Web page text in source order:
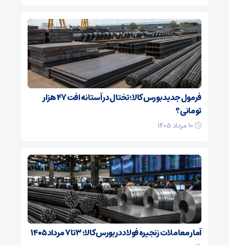
فرمول جدید بورس کالا؛ تختال در آستانه افت ۴۷ هزار
تومانی؟
آمار معاملات زنجیره فولاد در بورس کالا؛ ۳ تا ۷ مرداد ۱۴۰۵